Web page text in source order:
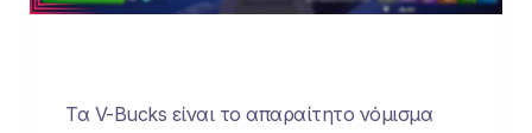
Τα V-Bucks είναι το απαραίτητο νόμισμα